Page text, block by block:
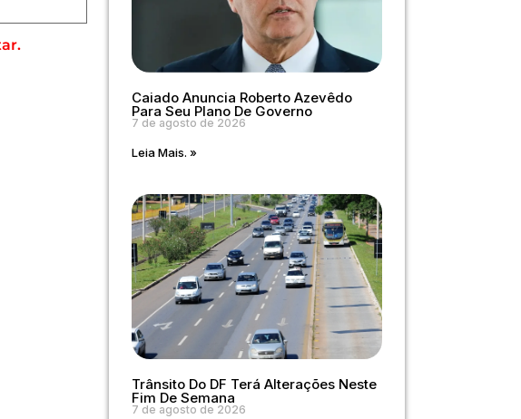
Caiado Anuncia Roberto Azevêdo
Para Seu Plano De Governo
7 de agosto de 2026
Leia Mais. »
Trânsito Do DF Terá Alterações Neste
Fim De Semana
7 de agosto de 2026